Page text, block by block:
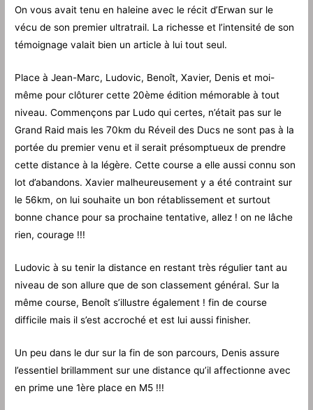
On vous avait tenu en haleine avec le récit d’Erwan sur le
vécu de son premier ultratrail. La richesse et l’intensité de son
témoignage valait bien un article à lui tout seul.
Place à Jean-Marc, Ludovic, Benoît, Xavier, Denis et moi-
même pour clôturer cette 20ème édition mémorable à tout
niveau. Commençons par Ludo qui certes, n’était pas sur le
Grand Raid mais les 70km du Réveil des Ducs ne sont pas à la
portée du premier venu et il serait présomptueux de prendre
cette distance à la légère. Cette course a elle aussi connu son
lot d’abandons. Xavier malheureusement y a été contraint sur
le 56km, on lui souhaite un bon rétablissement et surtout
bonne chance pour sa prochaine tentative, allez ! on ne lâche
rien, courage !!!
Ludovic à su tenir la distance en restant très régulier tant au
niveau de son allure que de son classement général. Sur la
même course, Benoît s’illustre également ! fin de course
difficile mais il s’est accroché et est lui aussi finisher.
Un peu dans le dur sur la fin de son parcours, Denis assure
l’essentiel brillamment sur une distance qu’il affectionne avec
en prime une 1ère place en M5 !!!